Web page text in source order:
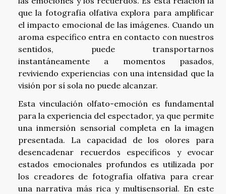
que la fotografía olfativa explora para amplificar
el impacto emocional de las imágenes. Cuando un
aroma específico entra en contacto con nuestros
sentidos, puede transportarnos
instantáneamente a momentos pasados,
reviviendo experiencias con una intensidad que la
visión por sí sola no puede alcanzar.
Esta vinculación olfato-emoción es fundamental
para la experiencia del espectador, ya que permite
una inmersión sensorial completa en la imagen
presentada. La capacidad de los olores para
desencadenar recuerdos específicos y evocar
estados emocionales profundos es utilizada por
los creadores de fotografía olfativa para crear
una narrativa más rica y multisensorial. En este